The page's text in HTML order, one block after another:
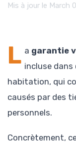
Mis à jour le March
L a garantie
incluse
habitation, qui
causés par des
personnels.
Concrètement,